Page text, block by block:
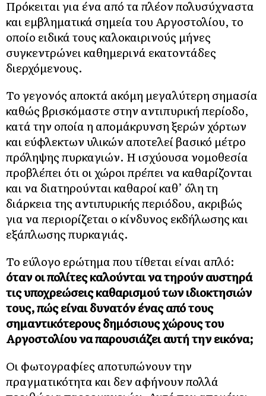
Πρόκειται για ένα από τα πλέον πολυσύχναστα
και εμβληματικά σημεία του Αργοστολίου, το
οποίο ειδικά τους καλοκαιρινούς μήνες
συγκεντρώνει καθημερινά εκατοντάδες
διερχόμενους.
Το γεγονός αποκτά ακόμη μεγαλύτερη σημασία
καθώς βρισκόμαστε στην αντιπυρική περίοδο,
κατά την οποία η απομάκρυνση ξερών χόρτων
και εύφλεκτων υλικών αποτελεί βασικό μέτρο
πρόληψης πυρκαγιών. Η ισχύουσα νομοθεσία
προβλέπει ότι οι χώροι πρέπει να καθαρίζονται
και να διατηρούνται καθαροί καθ’ όλη τη
διάρκεια της αντιπυρικής περιόδου, ακριβώς
για να περιορίζεται ο κίνδυνος εκδήλωσης και
εξάπλωσης πυρκαγιάς.
Το εύλογο ερώτημα που τίθεται είναι απλό:
όταν οι πολίτες καλούνται να τηρούν αυστηρά
τις υποχρεώσεις καθαρισμού των ιδιοκτησιών
τους, πώς είναι δυνατόν ένας από τους
σημαντικότερους δημόσιους χώρους του
Αργοστολίου να παρουσιάζει αυτή την εικόνα;
Οι φωτογραφίες αποτυπώνουν την
πραγματικότητα και δεν αφήνουν πολλά